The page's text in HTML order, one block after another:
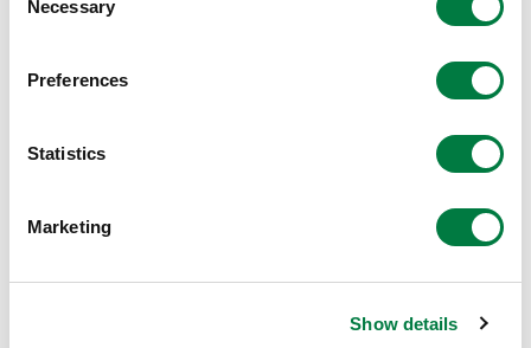
Selection
Necessary
Preferences
Statistics
Marketing
Show details
株式会社消費科学研究所の出張測定を実施
つま先が地面を離れるまでを1フェーズとして解
で、曲げたり、折ったり、ひねったり、伸ばしたあとで